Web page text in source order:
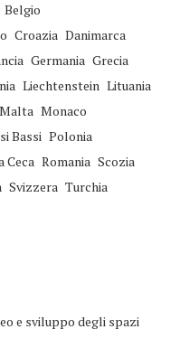
Belgio
Croazia Danimarca
Germania Grecia
Liechtenstein Lituania
Malta Monaco
Bassi Polonia
Ceca Romania Scozia
Svizzera Turchia
e sviluppo degli spazi